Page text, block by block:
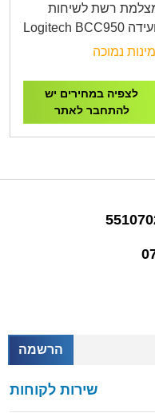
רשת לשיחות
וועידה Logitech BCC950
All-In-One Webcam
נמוכה
לצפיה במחירים יש
להתחבר לאתר
הרשמה
שירות לקוחות